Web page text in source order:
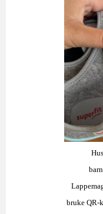
bruke QR-